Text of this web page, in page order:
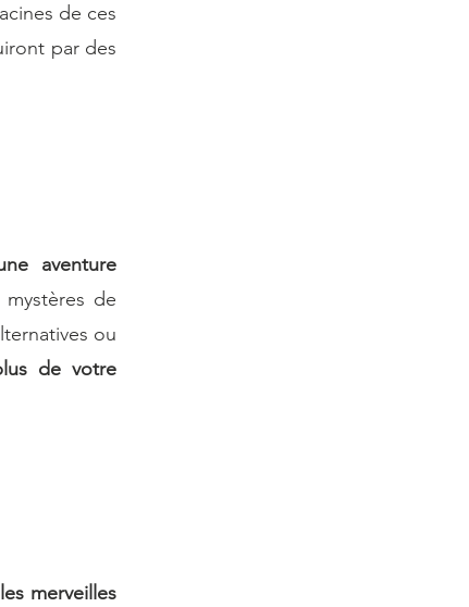
de ces
aventure
de
ou
de votre
merveilles